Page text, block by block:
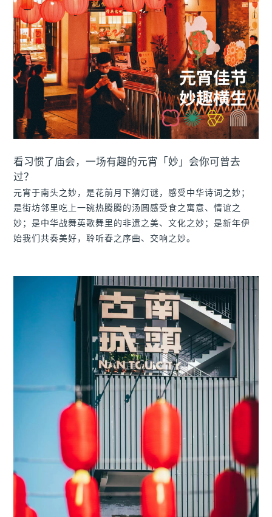
看习惯了庙会，一场有趣的元宵「妙」会你可曾去
过？
元宵于南头之妙，是花前月下猜灯谜，感受中华诗词之妙；
是街坊邻里吃上一碗热腾腾的汤圆感受食之寓意、情谊之
妙；是中华战舞英歌舞里的非遗之美、文化之妙；是新年伊
始我们共奏美好，聆听春之序曲、交响之妙。